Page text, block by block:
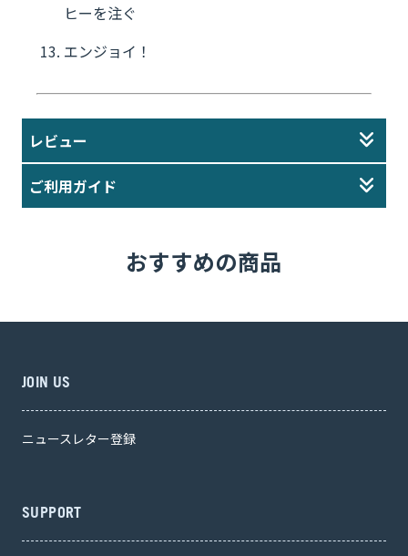
ヒーを注ぐ
エンジョイ！
おすすめの商品
JOIN US
ニュースレター登録
SUPPORT